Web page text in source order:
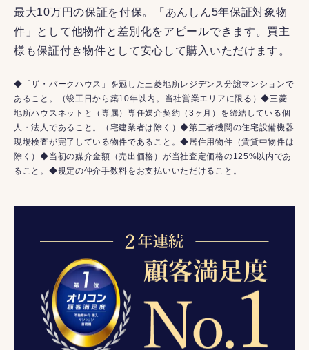
最大10万円の保証を付保。「あんしん5年保証対象物
件」として他物件と差別化をアピールできます。買主
様も保証付き物件として安心して購入いただけます。
◆「ザ・パークハウス」を冠した三菱地所レジデンス分譲マンションで
あること。（竣工日から築10年以内。当社営業エリアに限る）◆三菱
地所ハウスネットと（専属）専任媒介契約（3ヶ月）を締結している個
人・法人であること。（宅建業者は除く）◆第三者機関の住宅設備機器
現場検査が完了している物件であること。◆居住用物件（賃貸中物件は
除く）◆当初の媒介金額（売出価格）が当社査定価格の125%以内であ
ること。◆規定の仲介手数料をお支払いいただけること。